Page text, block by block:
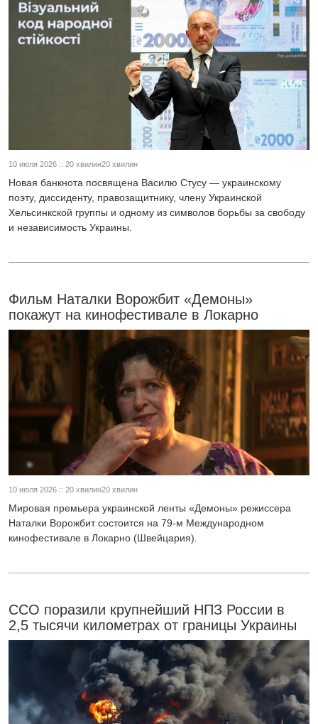
10 июля 2026 :: 20 хвилин20 хвилин
Новая банкнота посвящена Василю Стусу — украинскому
поэту, диссиденту, правозащитнику, члену Украинской
Хельсинкской группы и одному из символов борьбы за свободу
и независимость Украины.
Фильм Наталки Ворожбит «Демоны»
покажут на кинофестивале в Локарно
10 июля 2026 :: 20 хвилин20 хвилин
Мировая премьера украинской ленты «Демоны» режиссера
Наталки Ворожбит состоится на 79-м Международном
кинофестивале в Локарно (Швейцария).
ССО поразили крупнейший НПЗ России в
2,5 тысячи километрах от границы Украины